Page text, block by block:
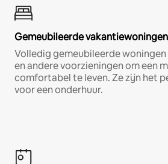
Gemeubileerde vakantiewoningen
Volledig gemeubileerde
en andere voorzieningen om een
comfortabel te leven. Ze zijn het
voor een onderhuur.